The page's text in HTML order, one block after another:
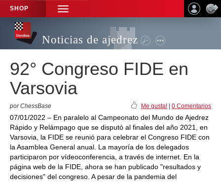
SHOP
TOGGLE
NAVIGATION
Noticias de ajedrez
92° Congreso FIDE en
Varsovia
por ChessBase Me gusta! 0 Comentarios
07/01/2022 – En paralelo al Campeonato del Mundo de Ajedrez
Rápido y Relámpago que se disputó al finales del año 2021, en
Varsovia, la FIDE se reunió para celebrar el Congreso FIDE con
la Asamblea General anual. La mayoría de los delegados
participaron por vídeoconferencia, a través de internet. En la
página web de la FIDE, ahora se han publicado "resultados y
decisiones" del congreso. A pesar de la pandemia del